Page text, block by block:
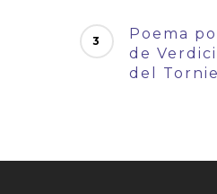
Poema
de
del